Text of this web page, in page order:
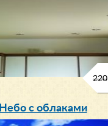
220
Небо с облаками